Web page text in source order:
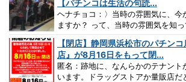
【パチンコは生活の句読...
ヘナチョコ：〉当時の雰囲気に、今
ますか？ って、当時の雰囲気を知
【閉店】静岡県浜松市のパチン
店』が8月16日をもって閉...
匿名：跡地に、なんらかのテナント
います。ドラッグストアか量販店だ